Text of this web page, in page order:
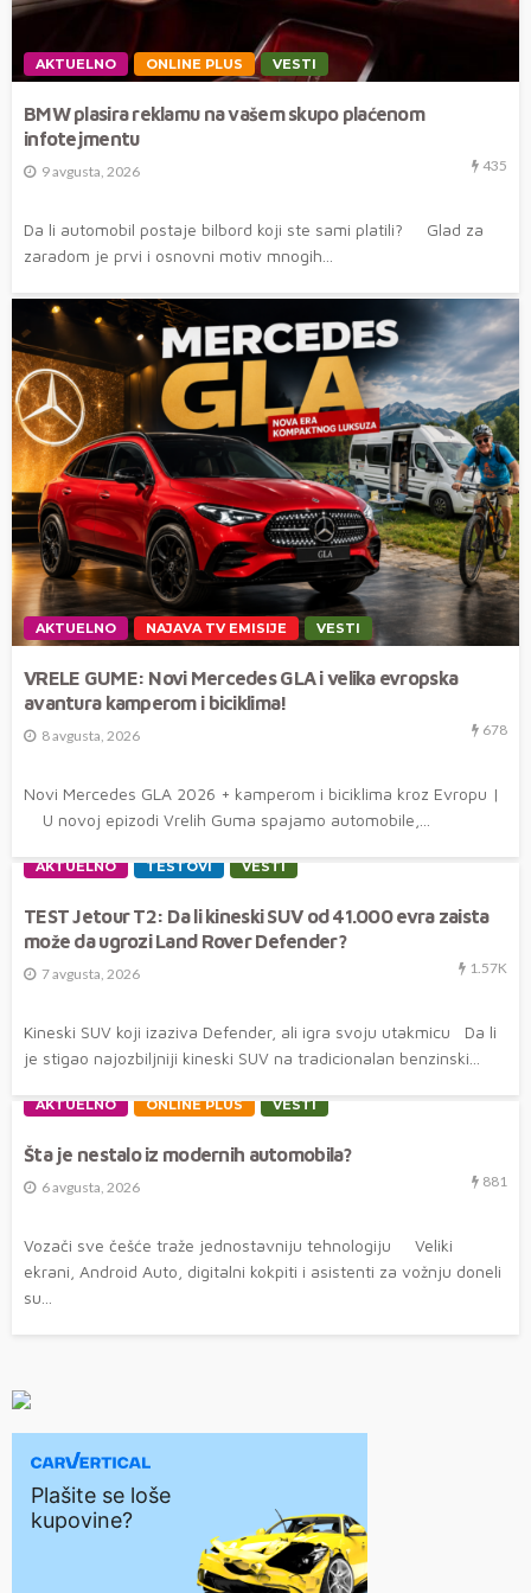
AKTUELNO ONLINE PLUS VESTI
BMW plasira reklamu na vašem skupo plaćenom
infotejmentu
9 avgusta, 2026 435
Da li automobil postaje bilbord koji ste sami platili? Glad za
zaradom je prvi i osnovni motiv mnogih...
AKTUELNO NAJAVA TV EMISIJE VESTI
VRELE GUME: Novi Mercedes GLA i velika evropska
avantura kamperom i biciklima!
8 avgusta, 2026 678
Novi Mercedes GLA 2026 + kamperom i biciklima kroz Evropu |
U novoj epizodi Vrelih Guma spajamo automobile,...
AKTUELNO TESTOVI VESTI
TEST Jetour T2: Da li kineski SUV od 41.000 evra zaista
može da ugrozi Land Rover Defender?
7 avgusta, 2026 1.57K
Kineski SUV koji izaziva Defender, ali igra svoju utakmicu Da li
je stigao najozbiljniji kineski SUV na tradicionalan benzinski...
AKTUELNO ONLINE PLUS VESTI
Šta je nestalo iz modernih automobila?
6 avgusta, 2026 881
Vozači sve češće traže jednostavniju tehnologiju Veliki
ekrani, Android Auto, digitalni kokpiti i asistenti za vožnju doneli
su...